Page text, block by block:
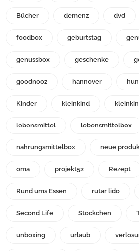
Bücher demenz dvd
foodbox geburtstag
genussbox geschenke
goodnooz hannover
Kinder kleinkind
lebensmittel lebensmittelbox
nahrungsmittelbox neue
oma projekt52 Rezept
Rund ums Essen rutar lido
Second Life Stöckchen
unboxing urlaub